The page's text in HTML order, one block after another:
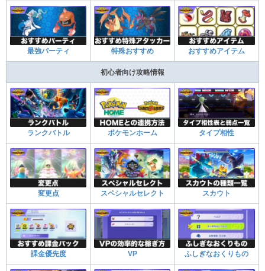
最強パーティ 特殊おすすめ おすすめアイテム
初心者向け攻略情報
ランクバトル ポケモンホーム タイプ相性
変更点 スペシャルセレクト スカウト
課金優先度 VP ふしぎなおくりもの